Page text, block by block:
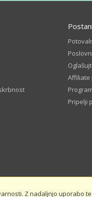
Z nadaljnjo uporabo
Affiliate
Pripelji